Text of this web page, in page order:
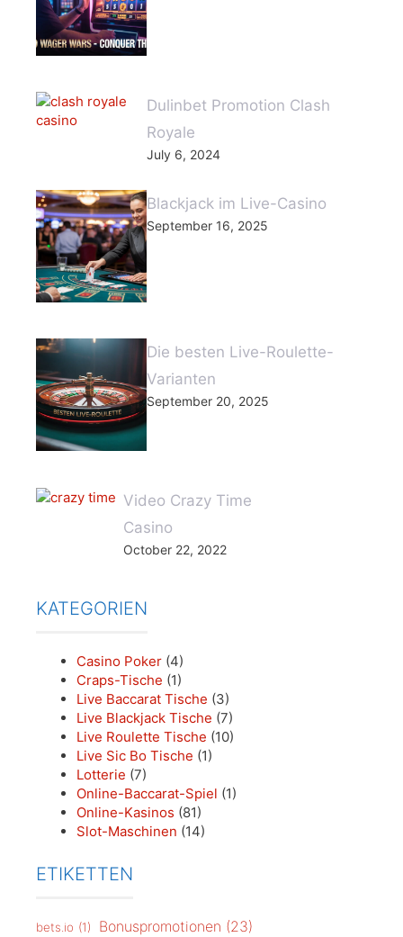
Dulinbet Promotion Clash
Royale
July 6, 2024
Blackjack im Live-Casino
September 16, 2025
Die besten Live-Roulette-
Varianten
September 20, 2025
Video Crazy Time
Casino
October 22, 2022
KATEGORIEN
Casino Poker (4)
Craps-Tische (1)
Live Baccarat Tische (3)
Live Blackjack Tische (7)
Live Roulette Tische (10)
Live Sic Bo Tische (1)
Lotterie (7)
Online-Baccarat-Spiel (1)
Online-Kasinos (81)
Slot-Maschinen (14)
ETIKETTEN
bets.io (1) Bonuspromotionen (23)